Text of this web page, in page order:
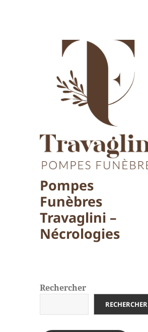
Pompes
Funèbres
Travaglini –
Nécrologies
Rechercher
RECHERCHER